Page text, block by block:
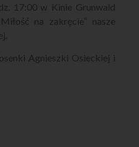
17:00 w Kinie Grunwald
na zakręcie” nasze
Agnieszki Osieckiej i